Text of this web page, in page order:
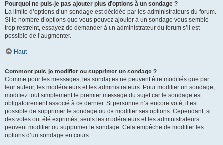
Pourquoi ne puis-je pas ajouter plus d’options à un sondage ?
La limite d’options d’un sondage est décidée par les administrateurs du forum.
Si le nombre d’options que vous pouvez ajouter à un sondage vous semble
trop restreint, essayez de demander à un administrateur du forum s’il est
possible de l’augmenter.
Haut
Comment puis-je modifier ou supprimer un sondage ?
Comme pour les messages, les sondages ne peuvent être modifiés que par
leur auteur, les modérateurs et les administrateurs. Pour modifier un sondage,
modifiez tout simplement le premier message du sujet car le sondage est
obligatoirement associé à ce dernier. Si personne n’a encore voté, il est
possible de supprimer le sondage ou de modifier ses options. Cependant, si
des votes ont été exprimés, seuls les modérateurs et les administrateurs
peuvent modifier ou supprimer le sondage. Cela empêche de modifier les
options d’un sondage en cours.